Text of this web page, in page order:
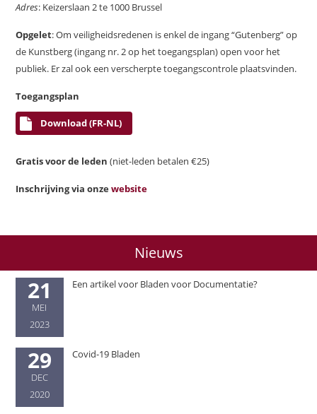
Adres: Keizerslaan 2 te 1000 Brussel
Opgelet: Om veiligheidsredenen is enkel de ingang “Gutenberg” op
de Kunstberg (ingang nr. 2 op het toegangsplan) open voor het
publiek. Er zal ook een verscherpte toegangscontrole plaatsvinden.
Toegangsplan
Download (FR-NL)
Gratis voor de leden (niet-leden betalen €25)
Inschrijving via onzewebsite
Nieuws
21
MEI
2023
Een artikel voor Bladen voor Documentatie?
29
DEC
2020
Covid-19 Bladen